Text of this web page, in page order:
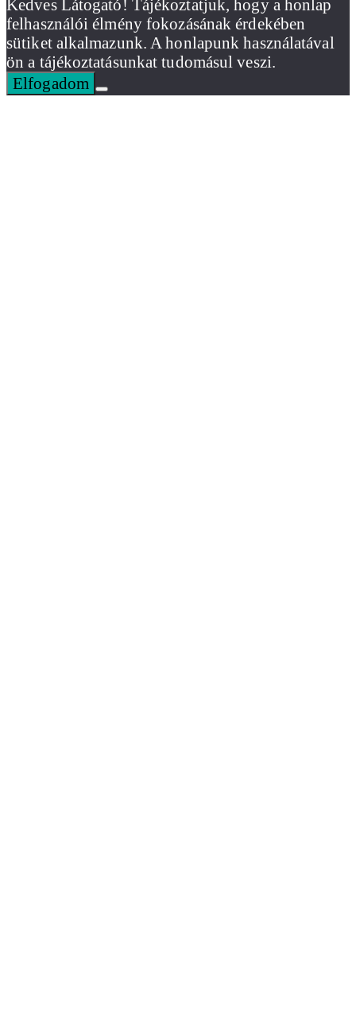
Kedves Látogató! Tájékoztatjuk, hogy a honlap
felhasználói élmény fokozásának érdekében
sütiket alkalmazunk. A honlapunk használatával
ön a tájékoztatásunkat tudomásul veszi.
Elfogadom